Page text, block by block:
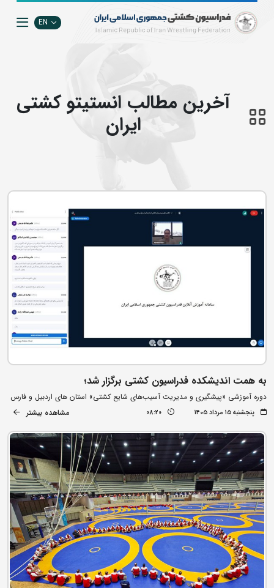
EN
آخرین مطالب انستيتو كشتي
ايران
به همت اندیشکده فدراسیون کشتی برگزار شد؛
دوره آموزشی «پیشگیری و مدیریت آسیب‌های شایع کشتی» استان های اردبیل و فارس
پنجشنبه ۱۵ مرداد ۱۴۰۵ 08:20 مشاهده بیشتر